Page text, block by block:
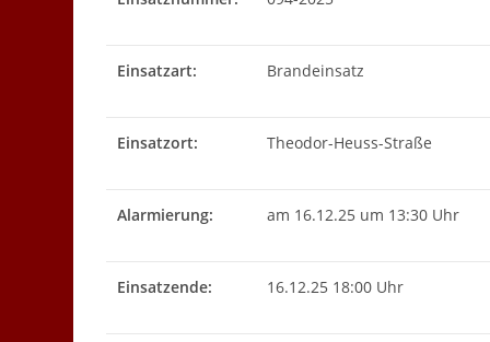
Einsatzart: Brandeinsatz
Einsatzort: Theodor-Heuss-Straße
Alarmierung: am 16.12.25 um 13:30 Uhr
Einsatzende: 16.12.25 18:00 Uhr